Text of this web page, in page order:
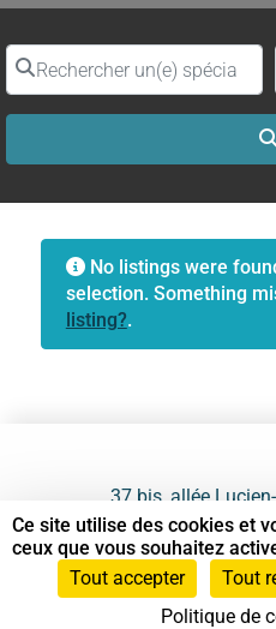
Rechercher un(e) spécialiste
No listings were
selection. Something
listing?.
37 bis, allée
93190 Livry-Gargan
06 61 87 28 09
Ce site utilise des cookies et
ceux que vous souhaitez
Tout accepter
Tout
Politique de